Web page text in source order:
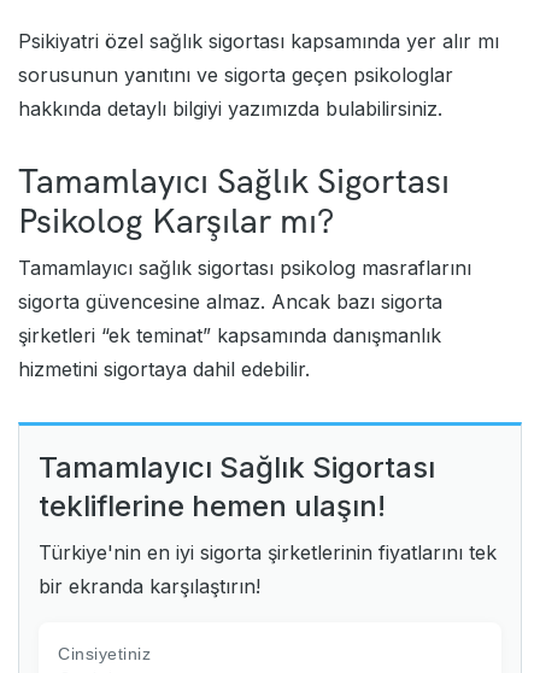
Psikiyatri özel sağlık sigortası kapsamında yer alır mı
sorusunun yanıtını ve sigorta geçen psikologlar
hakkında detaylı bilgiyi yazımızda bulabilirsiniz.
Tamamlayıcı Sağlık Sigortası
Psikolog Karşılar mı?
Tamamlayıcı sağlık sigortası psikolog masraflarını
sigorta güvencesine almaz. Ancak bazı sigorta
şirketleri “ek teminat” kapsamında danışmanlık
hizmetini sigortaya dahil edebilir.
Tamamlayıcı Sağlık Sigortası
tekliflerine hemen ulaşın!
Türkiye'nin en iyi sigorta şirketlerinin fiyatlarını tek
bir ekranda karşılaştırın!
Cinsiyetiniz